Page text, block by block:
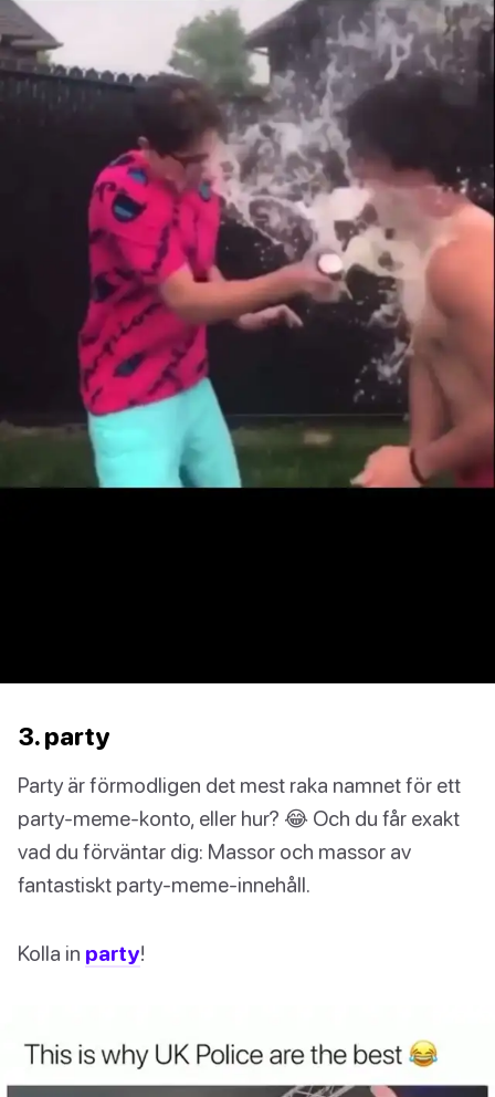
3. party
Party är förmodligen det mest raka namnet för ett
party-meme-konto, eller hur? 😂 Och du får exakt
vad du förväntar dig: Massor och massor av
fantastiskt party-meme-innehåll.
Kolla in party!